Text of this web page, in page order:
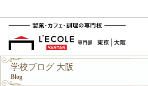
学校ブログ 大阪
Blog